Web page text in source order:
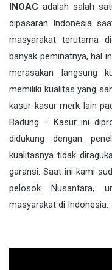
INOAC adalah salah
dipasaran Indonesia
masyarakat terutama
banyak peminatnya, hal
merasakan langsung
memiliki kualitas yang
kasur-kasur merk lain
Badung – Kasur ini
didukung dengan
kualitasnya tidak
garansi. Saat ini kami
pelosok Nusantara,
masyarakat di Indonesia.